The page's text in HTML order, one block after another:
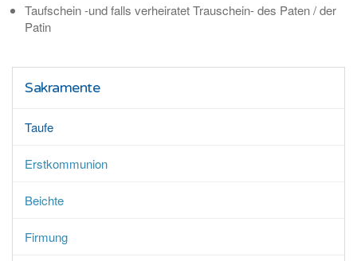
Taufschein -und falls verheiratet Trauschein- des Paten / der
Patin
Sakramente
Taufe
Erstkommunion
Beichte
Firmung